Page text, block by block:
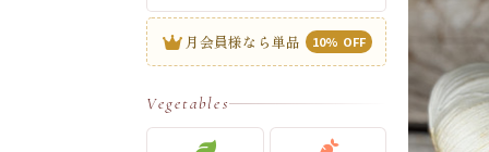
月会員様なら単品 10% OFF
Vegetables